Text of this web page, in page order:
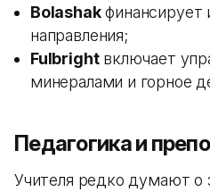
Bolashakфинансирует
направления;
Fulbrightвключает
минералами и горное
Педагогика и
Учителя редко думают о